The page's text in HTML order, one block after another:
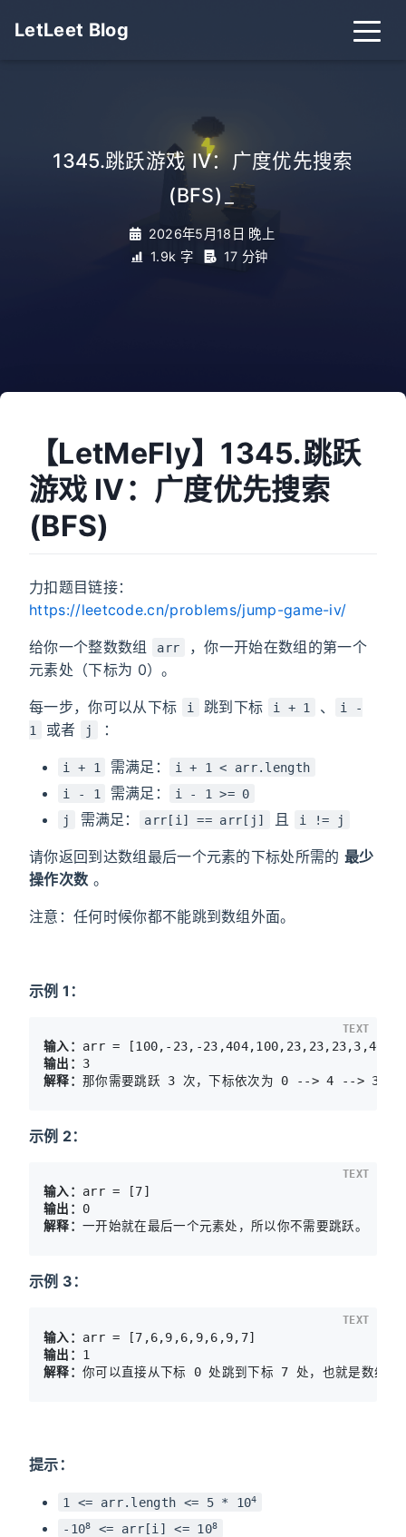
LetLeet Blog
1345.跳跃游戏 IV：广度优先搜索
(BFS) _
2026年5月18日 晚上
1.9k 字
17 分钟
【LetMeFly】1345.跳跃
游戏 IV：广度优先搜索
(BFS)
力扣题目链接：
https://leetcode.cn/problems/jump-game-iv/
给你一个整数数组 arr
，你一开始在数组的第一个
元素处（下标为 0）。
每一步，你可以从下标 i 跳到下标 i + 1 、
i -
1
或者 j ：
i + 1 需满足：
i + 1 < arr.length
i - 1
需满足：
i - 1 >= 0
j
需满足： arr[i] == arr[j] 且 i != j
请你返回到达数组最后一个元素的下标处所需的最少
操作次数 。
注意：任何时候你都不能跳到数组外面。
示例 1：
输入：
输出：
解释：
TEXT
示例 2：
输入：
输出：
解释：
TEXT
示例 3：
输入：
输出：
解释：
TEXT
提示：
1 <= arr.length <= 5 * 104
-108 <= arr[i] <= 108